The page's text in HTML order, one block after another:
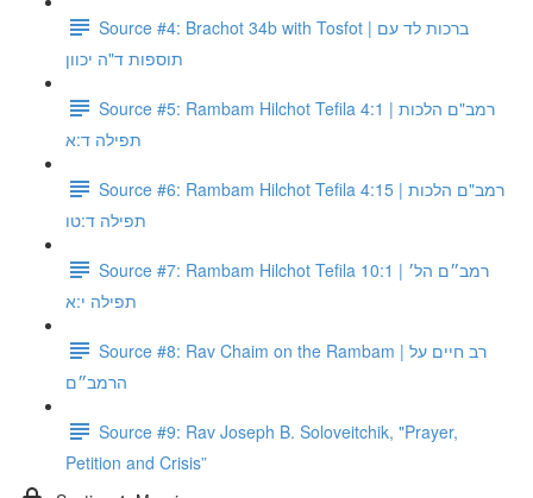
Source #4: Brachot 34b with Tosfot | ברכות לד עם
תוספות ד"ה יכוון
Source #5: Rambam Hilchot Tefila 4:1 | רמב"ם הלכות
תפילה ד:א
Source #6: Rambam Hilchot Tefila 4:15 | רמב"ם הלכות
תפילה ד:טו
Source #7: Rambam Hilchot Tefila 10:1 | רמב״ם הל׳
תפילה י:א
Source #8: Rav Chaim on the Rambam | רב חיים על
הרמב״ם
Source #9: Rav Joseph B. Soloveitchik, "Prayer,
Petition and Crisis”